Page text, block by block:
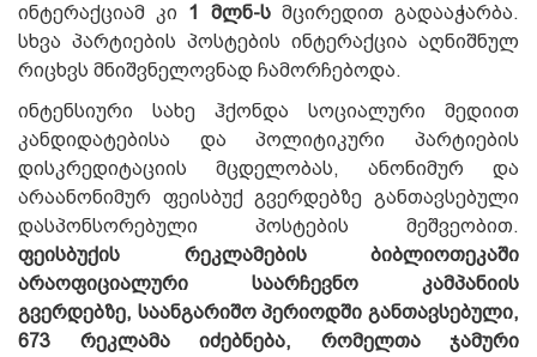
ინტერაქციამ კი 1 მლნ-ს მცირედით გადააჭარბა.
სხვა პარტიების პოსტების ინტერაქცია აღნიშნულ
რიცხვს მნიშვნელოვნად ჩამორჩებოდა.
ინტენსიური სახე ჰქონდა სოციალური მედიით
კანდიდატებისა და პოლიტიკური პარტიების
დისკრედიტაციის მცდელობას, ანონიმურ და
არაანონიმურ ფეისბუქ გვერდებზე განთავსებული
დასპონსორებული პოსტების მეშვეობით.
ფეისბუქის რეკლამების ბიბლიოთეკაში
არაოფიციალური საარჩევნო კამპანიის
გვერდებზე, საანგარიშო პერიოდში განთავსებული,
673 რეკლამა იძებნება, რომელთა ჯამური